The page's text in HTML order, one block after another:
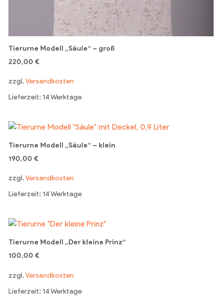
Tierurne Modell „Säule“ – groß
220,00 €
zzgl.Versandkosten
Lieferzeit: 14 Werktage
Tierurne Modell „Säule“ – klein
190,00 €
zzgl.Versandkosten
Lieferzeit: 14 Werktage
Tierurne Modell „Der kleine Prinz“
100,00 €
zzgl.Versandkosten
Lieferzeit: 14 Werktage